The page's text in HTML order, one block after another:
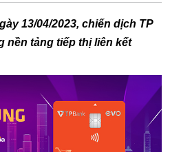
13/04/2023, chiến dịch TP
nền tảng tiếp thị liên kết